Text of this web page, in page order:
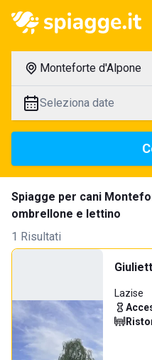
Monteforte d'Alpone
Seleziona date
Spiagge per cani
ombrellone e lettino
1 Risultati
Lazise